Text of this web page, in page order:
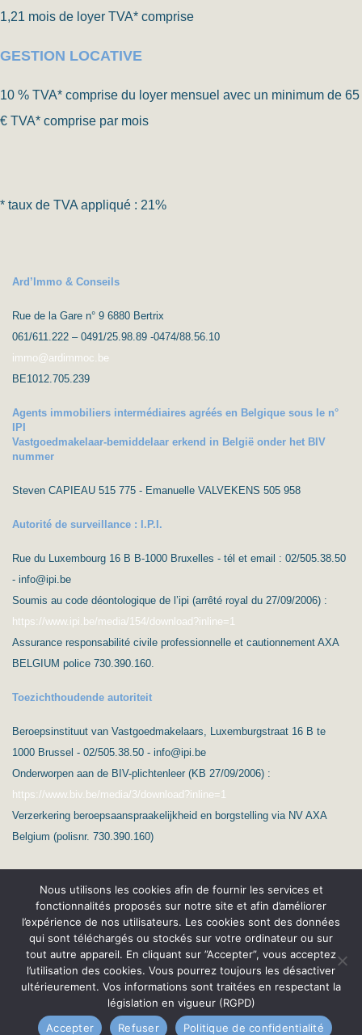
1,21 mois de loyer TVA* comprise
GESTION LOCATIVE
10 % TVA* comprise du loyer mensuel avec un minimum de 65
€ TVA* comprise par mois
* taux de TVA appliqué : 21%
Ard’Immo & Conseils
Rue de la Gare n° 9 6880 Bertrix
061/611.222 – 0491/25.98.89 -0474/88.56.10
immo@ardimmoc.be
BE1012.705.239
Agents immobiliers intermédiaires agréés en Belgique sous le n°
IPI
Vastgoedmakelaar-bemiddelaar erkend in België onder het BIV
nummer
Steven CAPIEAU 515 775 - Emanuelle VALVEKENS 505 958
Autorité de surveillance : I.P.I.
Rue du Luxembourg 16 B B-1000 Bruxelles - tél et email : 02/505.38.50
- info@ipi.be
Soumis au code déontologique de l’ipi (arrêté royal du 27/09/2006) :
https://www.ipi.be/media/154/download?inline=1
Assurance responsabilité civile professionnelle et cautionnement AXA
BELGIUM police 730.390.160.
Toezichthoudende autoriteit
Beroepsinstituut van Vastgoedmakelaars, Luxemburgstraat 16 B te
1000 Brussel - 02/505.38.50 - info@ipi.be
Onderworpen aan de BIV-plichtenleer (KB 27/09/2006) :
https://www.biv.be/media/3/download?inline=1
Verzerkering beroepsaanspraakelijkheid en borgstelling via NV AXA
Belgium (polisnr. 730.390.160)
(c) Ard’Immo & Conseils
Protection de la vie privée – RGPD
Conditions générales
Nous utilisons les cookies afin de fournir les services et
fonctionnalités proposés sur notre site et afin d’améliorer
l’expérience de nos utilisateurs. Les cookies sont des données
qui sont téléchargés ou stockés sur votre ordinateur ou sur
tout autre appareil. En cliquant sur ”Accepter”, vous acceptez
l’utilisation des cookies. Vous pourrez toujours les désactiver
ultérieurement. Vos informations sont traitées en respectant la
législation en vigueur (RGPD)
Accepter
Refuser Politique de confidentialité